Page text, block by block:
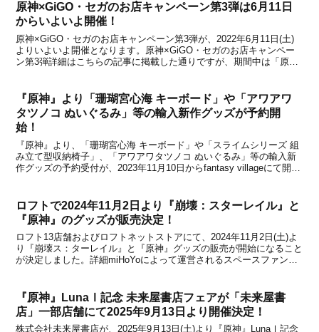
原神×GiGO・セガのお店キャンペーン第3弾は6月11日
からいよいよ開催！
原神×GiGO・セガのお店キャンペーン第3弾が、2022年6月11日(土)
よりいよいよ開催となります。原神×GiGO・セガのお店キャンペー
ン第3弾詳細はこちらの記事に掲載した通りですが、期間中は「原神
『原神』より「珊瑚宮心海 キーボード」や「アワアワ
タツノコ ぬいぐるみ」等の輸入新作グッズが予約開
始！
『原神』より、「珊瑚宮心海 キーボード」や「スライムシリーズ 組
み立て型収納椅子」、「アワアワタツノコ ぬいぐるみ」等の輸入新
作グッズの予約受付が、2023年11月10日からfantasy villageにて開始
ロフトで2024年11月2日より『崩壊：スターレイル』と
『原神』のグッズが販売決定！
ロフト13店舗およびロフトネットストアにて、2024年11月2日(土)よ
り『崩壊ス：ターレイル』と『原神』グッズの販売が開始になること
が決定しました。詳細miHoYoによって運営されるスペースファンタ
『原神』LunaⅠ記念 未来屋書店フェアが「未来屋書
店」一部店舗にて2025年9月13日より開催決定！
株式会社未来屋書店が、2025年9月13日(土)より『原神』LunaⅠ記念